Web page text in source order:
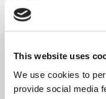
This website uses
We use cookies to
provide social media
baseadas na inovação e na
ultrapassamos os limites
resultados duradouros,
Planeamento Urbano